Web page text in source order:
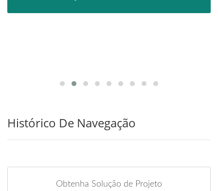
Histórico De Navegação
Obtenha Solução de Projeto